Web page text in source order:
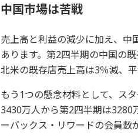
中国市場は苦戦
売上高と利益の減少に加え、中
あります。第2四半期の中国の
北米の既存店売上高は3％減、
もう1つの懸念材料として、ス
3430万人から第2四半期は3280
ーバックス・リワードの会員数